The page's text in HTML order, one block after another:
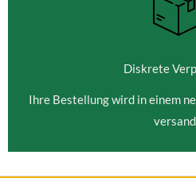
Diskrete
Ihre Bestellung wird in einem